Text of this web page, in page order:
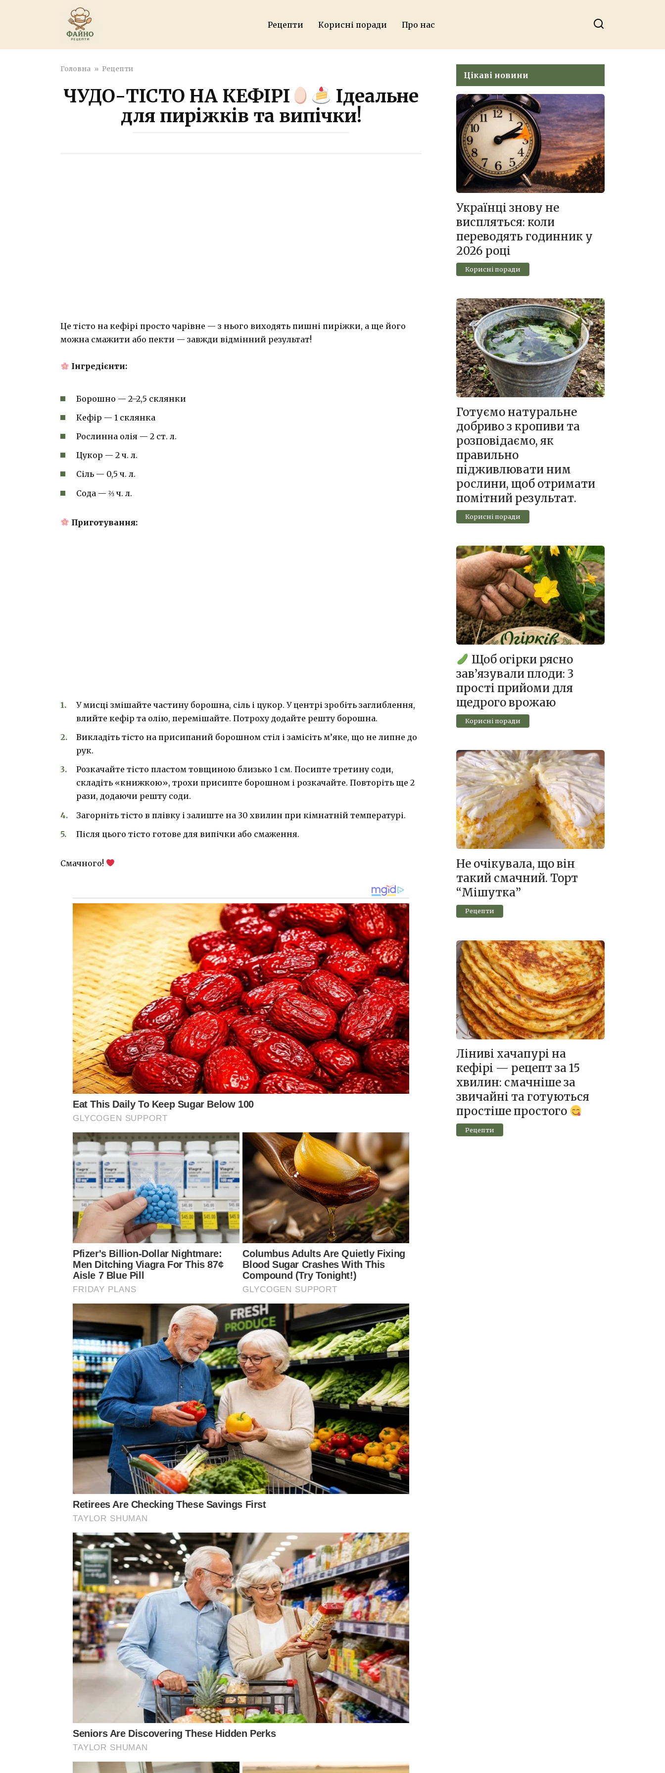
Рецепти Корисні поради Про нас
Головна » Рецепти
ЧУДО-ТІСТО НА КЕФІРІ
Ідеальне
для пиріжків та випічки!
Це тісто на кефірі просто чарівне — з нього виходять пишні пиріжки, а ще його
можна смажити або пекти — завжди відмінний результат!
Інгредієнти:
Борошно — 2–2,5 склянки
Кефір — 1 склянка
Рослинна олія — 2 ст. л.
Цукор — 2 ч. л.
Сіль — 0,5 ч. л.
Сода — ⅔ ч. л.
Приготування:
У мисці змішайте частину борошна, сіль і цукор. У центрі зробіть заглиблення,
влийте кефір та олію, перемішайте. Потроху додайте решту борошна.
Викладіть тісто на присипаний борошном стіл і замісіть м’яке, що не липне до
рук.
Розкачайте тісто пластом товщиною близько 1 см. Посипте третину соди,
складіть «книжкою», трохи присипте борошном і розкачайте. Повторіть ще 2
рази, додаючи решту соди.
Загорніть тісто в плівку і залиште на 30 хвилин при кімнатній температурі.
Після цього тісто готове для випічки або смаження.
Смачного!
Цікаві новини
Українці знову не
виспляться: коли
переводять годинник у
2026 році
Корисні поради
Готуємо натуральне
добриво з кропиви та
розповідаємо, як
правильно
підживлювати ним
рослини, щоб отримати
помітний результат.
Корисні поради
Щоб огірки рясно
зав’язували плоди: 3
прості прийоми для
щедрого врожаю
Корисні поради
Не очікувала, що він
такий смачний. Торт
“Мішутка”
Рецепти
Ліниві хачапурі на
кефірі — рецепт за 15
хвилин: смачніше за
звичайні та готуються
простіше простого
Рецепти